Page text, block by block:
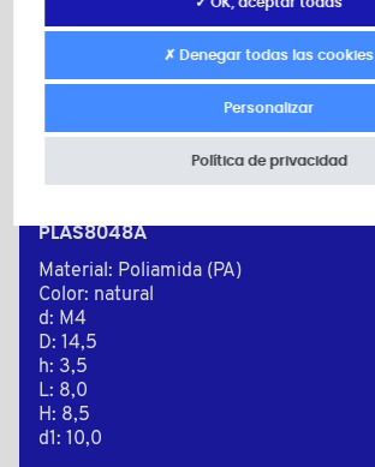
PLAS8048A
Material: Poliamida (PA)
Color: natural
d: M4
D: 14,5
h: 3,5
L: 8,0
H: 8,5
d1: 10,0
✗ Denegar todas las cookies
Personalizar
Política de privacidad